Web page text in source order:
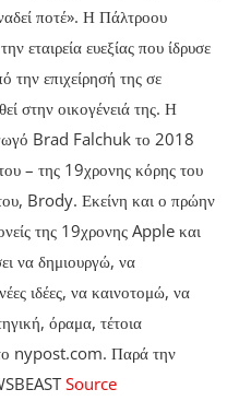
ποτέ». Η Πάλτροου
εταιρεία ευεξίας που ίδρυσε
την επιχείρησή της σε
στην οικογένειά της. Η
Brad Falchuk το 2018
– της 19χρονης κόρης του
Brody. Εκείνη και ο πρώην
της 19χρονης Apple και
να δημιουργώ, να
ιδέες, να καινοτομώ, να
όραμα, τέτοια
nypost.com. Παρά την
Source